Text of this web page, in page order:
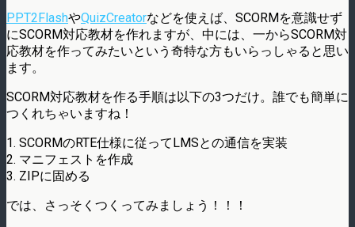
PPT2FlashやQuizCreatorなどを使えば、SCORMを意識せず
にSCORM対応教材を作れますが、中には、一からSCORM対
応教材を作ってみたいという奇特な方もいらっしゃると思い
ます。
SCORM対応教材を作る手順は以下の3つだけ。誰でも簡単に
つくれちゃいますね！
1. SCORMのRTE仕様に従ってLMSとの通信を実装
2. マニフェストを作成
3. ZIPに固める
では、さっそくつくってみましょう！！！